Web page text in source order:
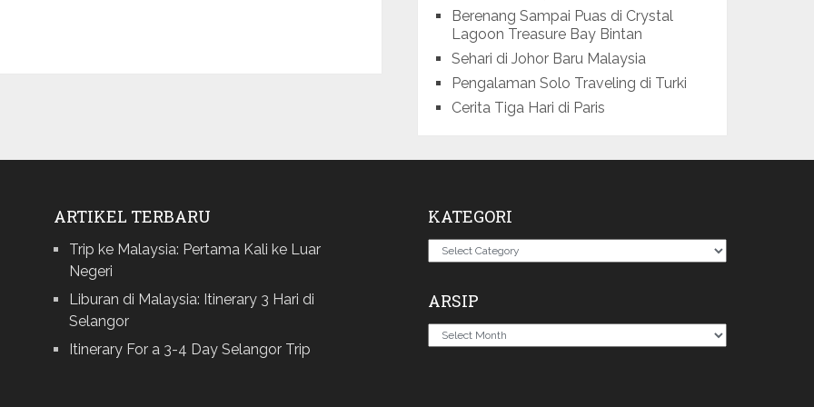
Berenang Sampai Puas di Crystal
Lagoon Treasure Bay Bintan
Sehari di Johor Baru Malaysia
Pengalaman Solo Traveling di Turki
Cerita Tiga Hari di Paris
ARTIKEL TERBARU
Trip ke Malaysia: Pertama Kali ke Luar
Negeri
Liburan di Malaysia: Itinerary 3 Hari di
Selangor
Itinerary For a 3-4 Day Selangor Trip
KATEGORI
Kategori
ARSIP
Arsip